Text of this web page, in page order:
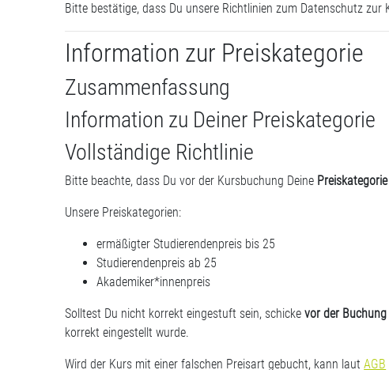
Bitte bestätige, dass Du unsere Richtlinien zum Datenschutz
Information zur Preiskategorie
Zusammenfassung
Information zu Deiner Preiskategorie
Vollständige Richtlinie
Bitte beachte, dass Du vor der Kursbuchung Deine Preiskategorie
Unsere Preiskategorien:
ermäßigter Studierendenpreis bis 25
Studierendenpreis ab 25
Akademiker*innenpreis
Solltest Du nicht korrekt eingestuft sein, schickevor der
korrekt eingestellt wurde.
Wird der Kurs mit einer falschen Preisart gebucht, kann lautAGB